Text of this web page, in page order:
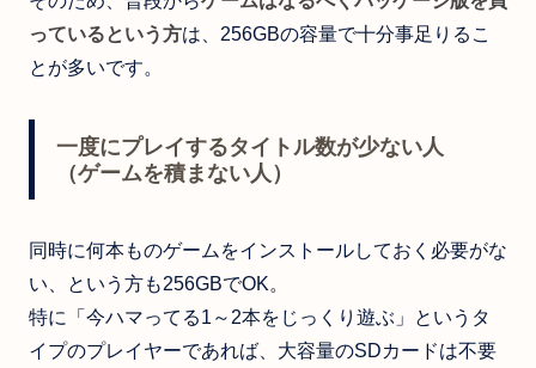
っているという方は、256GBの容量で十分事足りるこ
とが多いです。
一度にプレイするタイトル数が少ない人
（ゲームを積まない人）
同時に何本ものゲームをインストールしておく必要がな
い、という方も256GBでOK。
特に「今ハマってる1～2本をじっくり遊ぶ」というタ
イプのプレイヤーであれば、大容量のSDカードは不要